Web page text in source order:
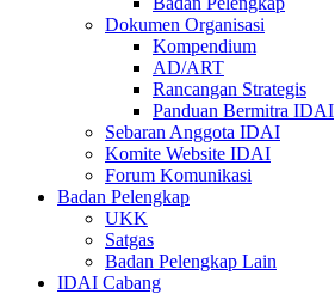
Dokumen Organisasi
Kompendium
AD/ART
Rancangan Strategis
Panduan Bermitra IDAI
Sebaran Anggota IDAI
Komite Website IDAI
Forum Komunikasi
Badan Pelengkap
UKK
Satgas
Badan Pelengkap Lain
IDAI Cabang